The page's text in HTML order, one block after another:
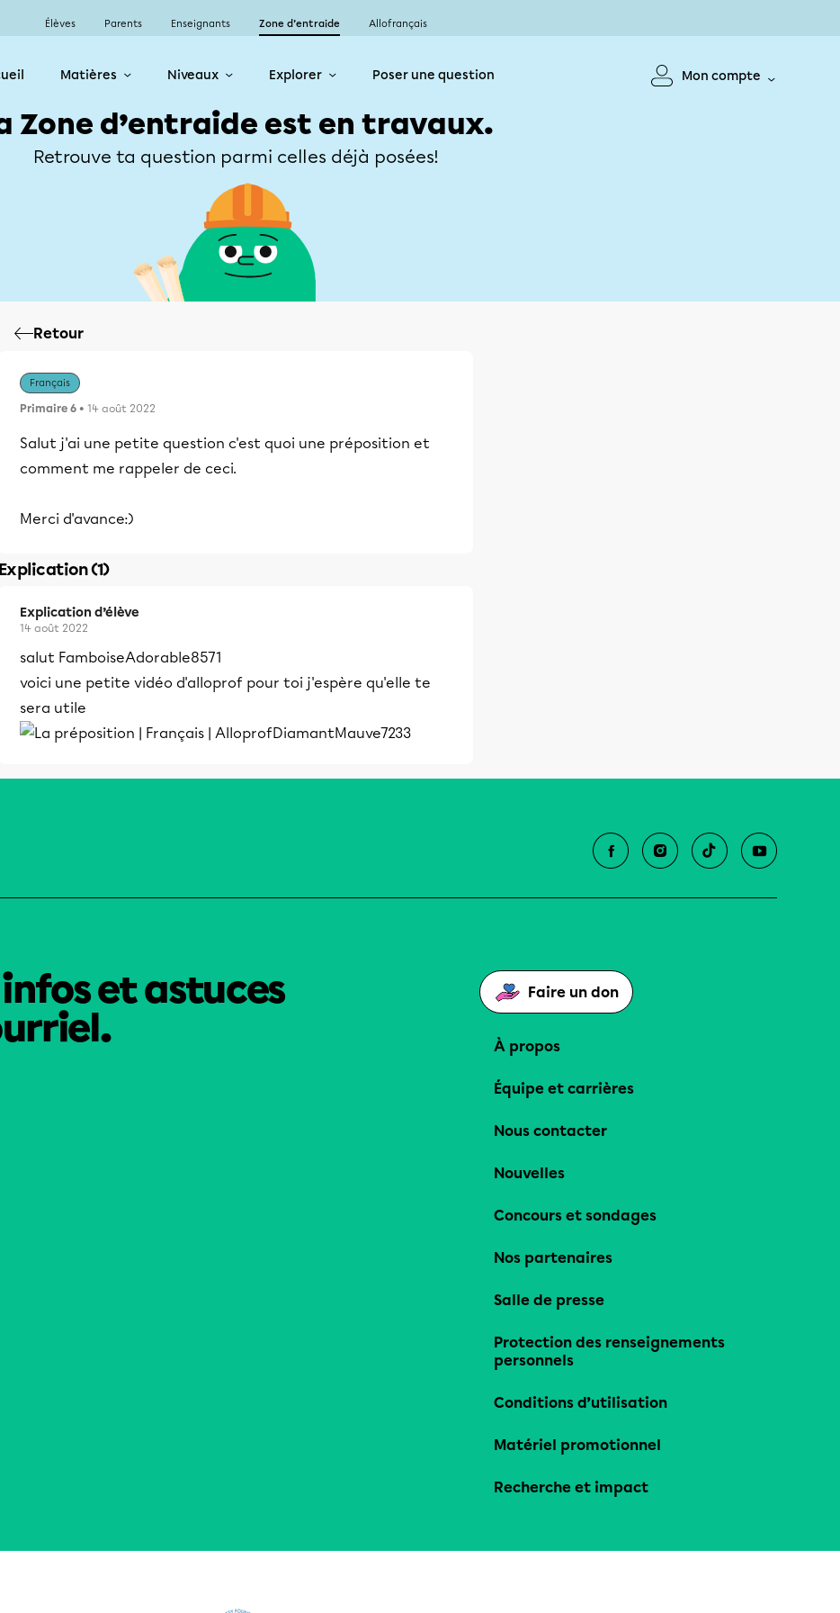
Élèves Parents Enseignants Zone d’entraide Allofrançais
Matières Niveaux Explorer Poser une question Mon compte
Zone d’entraide est en travaux.
Retrouve ta question parmi celles déjà posées!
Retour
Français
Primaire 6 • 14 août 2022
Salut j'ai une petite question c'est quoi une préposition et
comment me rappeler de ceci.
Merci d'avance:)
Explication (1)
Explication d’élève
14 août 2022
salut FamboiseAdorable8571
voici une petite vidéo d'alloprof pour toi j'espère qu'elle te
sera utile
DiamantMauve7233
et astuces
Faire un don
À propos
Équipe et carrières
Nous contacter
Nouvelles
Concours et sondages
Nos partenaires
Salle de presse
Protection des renseignements
personnels
Conditions d’utilisation
Matériel promotionnel
Recherche et impact